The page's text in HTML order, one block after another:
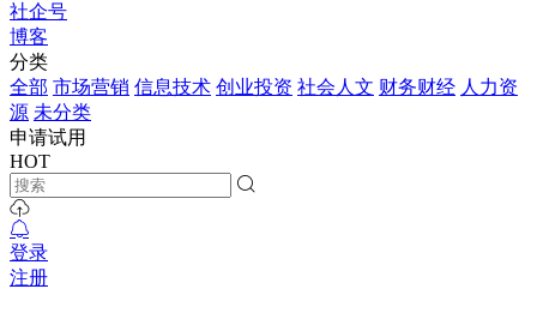
社企号
博客
分类
全部 市场营销 信息技术 创业投资 社会人文 财务财经 人力资
源 未分类
申请试用
HOT
登录
注册